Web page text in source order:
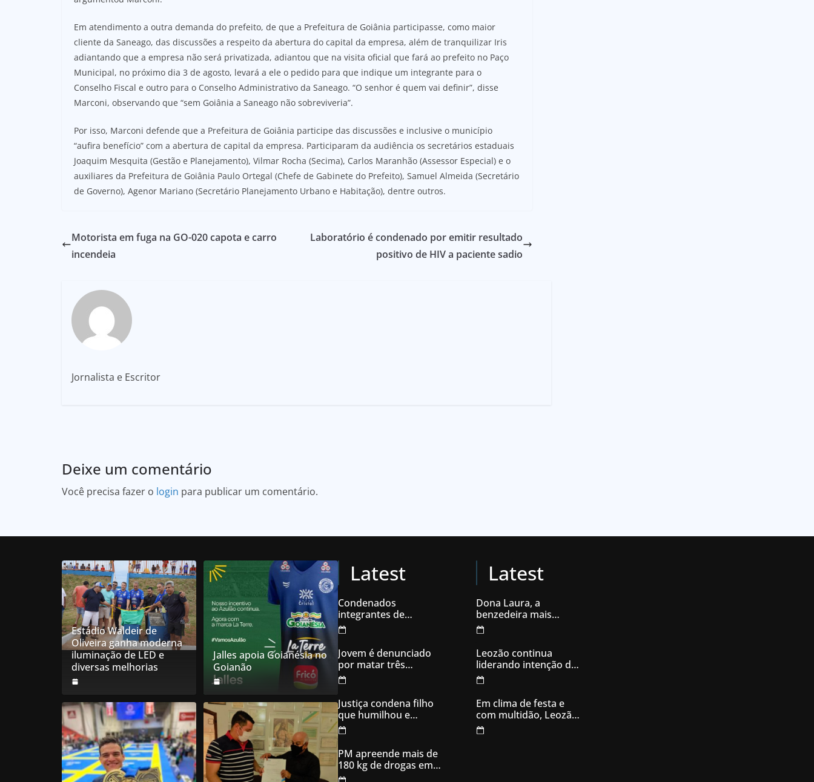
Em atendimento a outra demanda do prefeito, de que a Prefeitura de Goiânia participasse, como maior
cliente da Saneago, das discussões a respeito da abertura do capital da empresa, além de tranquilizar Iris
adiantando que a empresa não será privatizada, adiantou que na visita oficial que fará ao prefeito no Paço
Municipal, no próximo dia 3 de agosto, levará a ele o pedido para que indique um integrante para o
Conselho Fiscal e outro para o Conselho Administrativo da Saneago. “O senhor é quem vai definir”, disse
Marconi, observando que “sem Goiânia a Saneago não sobreviveria”.
Por isso, Marconi defende que a Prefeitura de Goiânia participe das discussões e inclusive o município
“aufira benefício” com a abertura de capital da empresa. Participaram da audiência os secretários estaduais
Joaquim Mesquita (Gestão e Planejamento), Vilmar Rocha (Secima), Carlos Maranhão (Assessor Especial) e o
auxiliares da Prefeitura de Goiânia Paulo Ortegal (Chefe de Gabinete do Prefeito), Samuel Almeida (Secretário
de Governo), Agenor Mariano (Secretário Planejamento Urbano e Habitação), dentre outros.
Motorista em fuga na GO-020 capota e carro
incendeia
Laboratório é condenado por emitir resultado
positivo de HIV a paciente sadio
Jornalista e Escritor
Deixe um comentário
Você precisa fazer o login para publicar um comentário.
Estádio Waldeir de
Oliveira ganha moderna
iluminação de LED e
diversas melhorias
Jalles apoia Goianésia no
Goianão
Latest
Condenados
integrantes de
organização
criminosa acusados
de explodir caixas
eletrônicos
Jovem é denunciado
por matar três
filhotes de cachorro e
usar sangue para
ameaçar os donos,
em Aparecida de
Goiânia
Justiça condena filho
que humilhou e
ameaçou mãe idosa;
da prisão à sentença
condenatória foram
apenas 21 dias
PM apreende mais de
180 kg de drogas em
Goiás
Latest
Dona Laura, a
benzedeira mais
famosa de Goiás
Leozão continua
liderando intenção de
votos em Goianésia
Em clima de festa e
com multidão, Leozão
inaugura comitê de
campanha